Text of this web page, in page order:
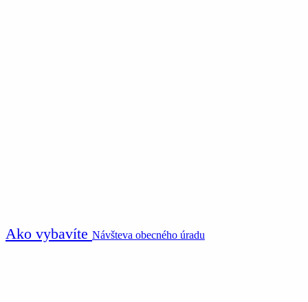
Ako vybavíte Návšteva obecného úradu